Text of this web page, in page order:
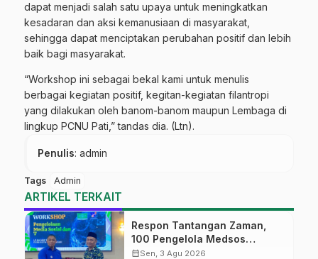
dapat menjadi salah satu upaya untuk meningkatkan
kesadaran dan aksi kemanusiaan di masyarakat,
sehingga dapat menciptakan perubahan positif dan lebih
baik bagi masyarakat.
“Workshop ini sebagai bekal kami untuk menulis
berbagai kegiatan positif, kegitan-kegiatan filantropi
yang dilakukan oleh banom-banom maupun Lembaga di
lingkup PCNU Pati,” tandas dia. (Ltn).
Penulis: admin
Tags Admin
ARTIKEL TERKAIT
Respon Tantangan Zaman,
100 Pengelola Medsos
Sekolah Ma’arif Pekalongan
calendar_monthSen, 3 Agu 2026